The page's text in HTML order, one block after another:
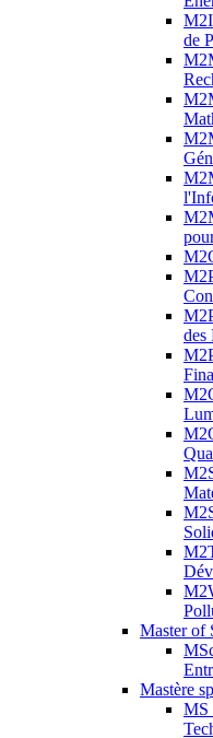
de
des
Master of
Mastère
MS